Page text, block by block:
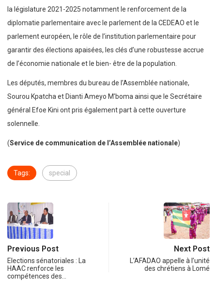
la législature 2021-2025 notamment le renforcement de la
diplomatie parlementaire avec le parlement de la CEDEAO et le
parlement européen, le rôle de l’institution parlementaire pour
garantir des élections apaisées, les clés d’une robustesse accrue
de l’économie nationale et le bien- être de la population.
Les députés, membres du bureau de l’Assemblée nationale,
Sourou Kpatcha et Dianti Ameyo M’boma ainsi que le Secrétaire
général Efoe Kini ont pris également part à cette ouverture
solennelle.
(Service de communication de l’Assemblée nationale)
Tags: special
Previous Post
Elections sénatoriales : La
HAAC renforce les
compétences des…
Next Post
L’AFADAO appelle à l’unité
des chrétiens à Lomé